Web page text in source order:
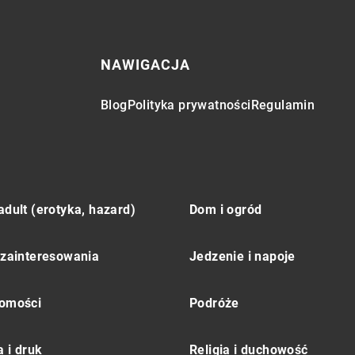
NAWIGACJA
BlogPolityka prywatnościRegulamin
(erotyka, hazard) Dom i ogród
Jedzenie i napoje
Podróże
i druk Religia i duchowość